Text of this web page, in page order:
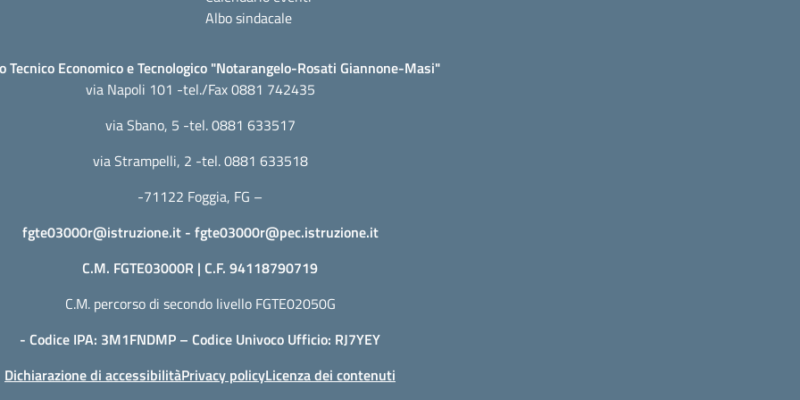
Albo sindacale
Tecnico Economico e Tecnologico "Notarangelo-Rosati Giannone-Masi"
via Napoli 101 -tel./Fax 0881 742435
via Sbano, 5 -tel. 0881 633517
via Strampelli, 2 -tel. 0881 633518
-71122 Foggia, FG –
fgte03000r@istruzione.it- fgte03000r@pec.istruzione.it
C.M. FGTE03000R | C.F. 94118790719
C.M. percorso di secondo livello FGTE02050G
- Codice IPA: 3M1FNDMP – Codice Univoco Ufficio: RJ7YEY
Dichiarazione di accessibilitàPrivacy policyLicenza dei contenuti